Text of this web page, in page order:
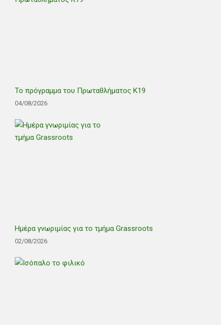
Το πρόγραμμα του Πρωταθλήματος Κ19
04/08/2026
Ημέρα γνωριμίας για το τμήμα Grassroots
02/08/2026